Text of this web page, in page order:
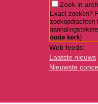
Zoek in
Exact zoeken?
zoekopdrachten
oude kerk)
Web feeds:
Laatste nieuws
Nieuwste